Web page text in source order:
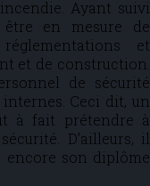
Ayant suivi
en mesure de
et
et de construction.
de sécurité
Ceci dit, un
à fait prétendre à
D’ailleurs, il
encore son diplôme